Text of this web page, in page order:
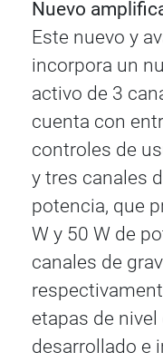
Nuevo
Este nuevo y
incorpora un
activo de 3
cuenta con
controles de
y tres canales
potencia, que
W y 50 W de
canales de
etapas de nivel
desarrollado e